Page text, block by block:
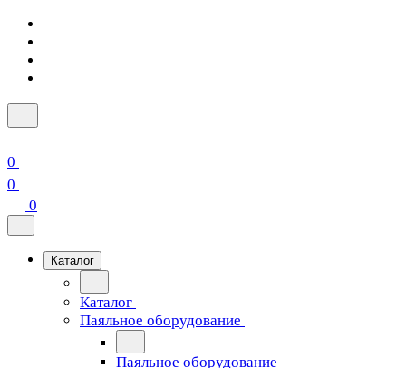
0
0
0
Каталог
Каталог
Паяльное оборудование
Паяльное оборудование